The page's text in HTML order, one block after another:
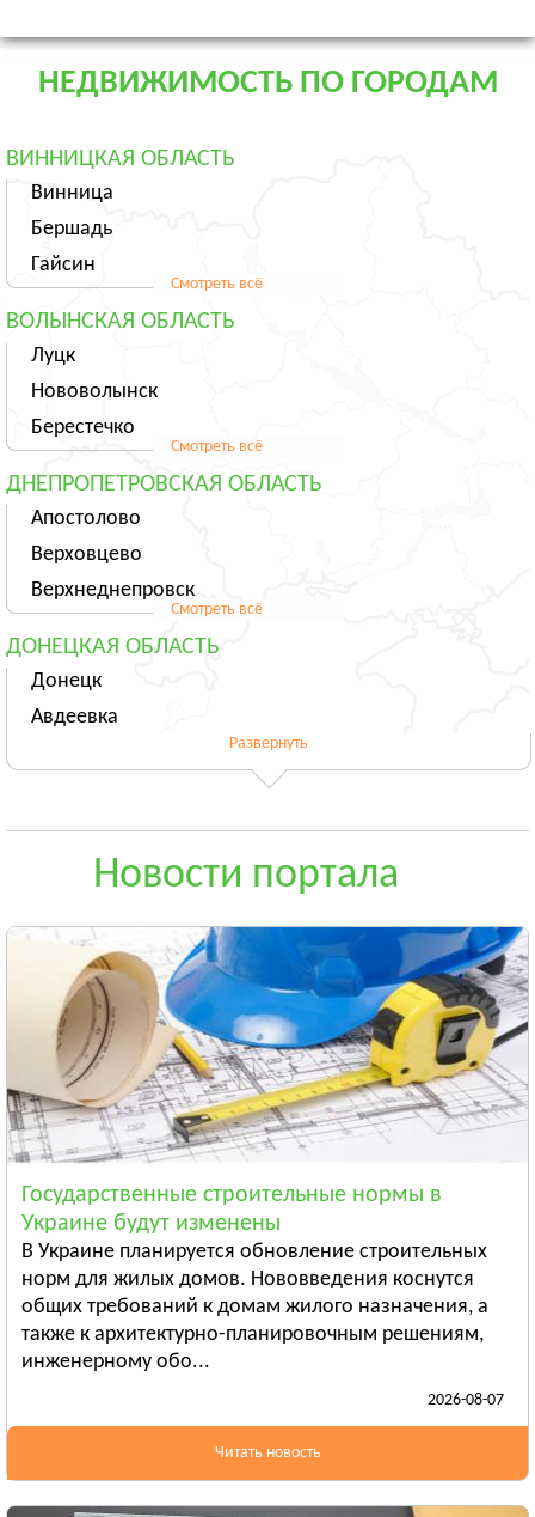
НЕДВИЖИМОСТЬ ПО ГОРОДАМ
ВИННИЦКАЯ ОБЛАСТЬ
Винница
Бершадь
Гайсин
Смотреть всё
ВОЛЫНСКАЯ ОБЛАСТЬ
Луцк
Нововолынск
Берестечко
Смотреть всё
ДНЕПРОПЕТРОВСКАЯ ОБЛАСТЬ
Апостолово
Верховцево
Верхнеднепровск
Смотреть всё
ДОНЕЦКАЯ ОБЛАСТЬ
Донецк
Авдеевка
Смотреть всё
Андрушёвка
Смотреть всё
ЗАКАРПАТСКАЯ ОБЛАСТЬ
Ужгород
Чоп
Берегово
Смотреть всё
ЗАПОРОЖСКАЯ ОБЛАСТЬ
Запорожье
Энергодар
Бердянск
Смотреть всё
ИВАНО-ФРАНКОВСКАЯ ОБЛАСТЬ
Ивано-Франковск
Болехов
Смотреть всё
Развернуть
Новости портала
Государственные строительные нормы в
Украине будут изменены
В Украине планируется обновление строительных
норм для жилых домов. Нововведения коснутся
общих требований к домам жилого назначения, а
также к архитектурно-планировочным решениям,
инженерному обо...
2026-08-07
Читать новость